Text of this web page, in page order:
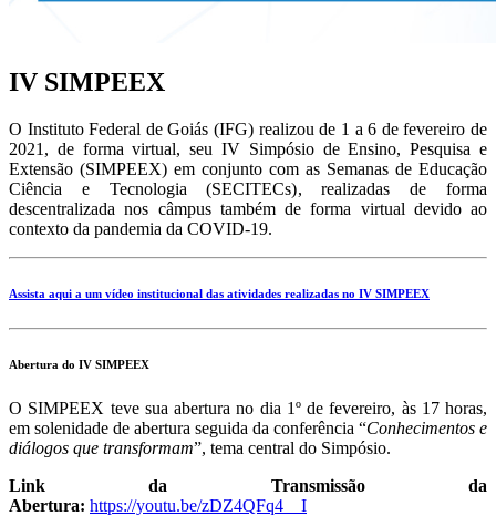
IV SIMPEEX
O Instituto Federal de Goiás (IFG) realizou de 1 a 6 de fevereiro de
2021, de forma virtual, seu IV Simpósio de Ensino, Pesquisa e
Extensão (SIMPEEX) em conjunto com as Semanas de Educação
Ciência e Tecnologia (SECITECs), realizadas de forma
descentralizada nos câmpus também de forma virtual devido ao
contexto da pandemia da COVID-19.
Assista aqui a um vídeo institucional das atividades realizadas no IV SIMPEEX
Abertura do IV SIMPEEX
O SIMPEEX teve sua abertura no dia 1º de fevereiro, às 17 horas,
em solenidade de abertura seguida da conferência “Conhecimentos e
diálogos que transformam”, tema central do Simpósio.
Link da Transmissão da
Abertura: https://youtu.be/zDZ4QFq4__I